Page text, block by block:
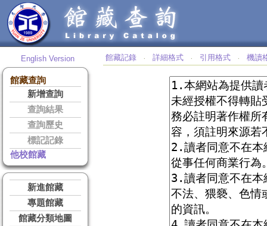
English Version
館藏查詢
新增查詢
查詢結果
查詢歷史
標記記錄
他校館藏
新進館藏
專題館藏
館藏分類地圖
館藏記錄 ‧ 詳細格式 ‧ 引用格式 ‧ 機讀